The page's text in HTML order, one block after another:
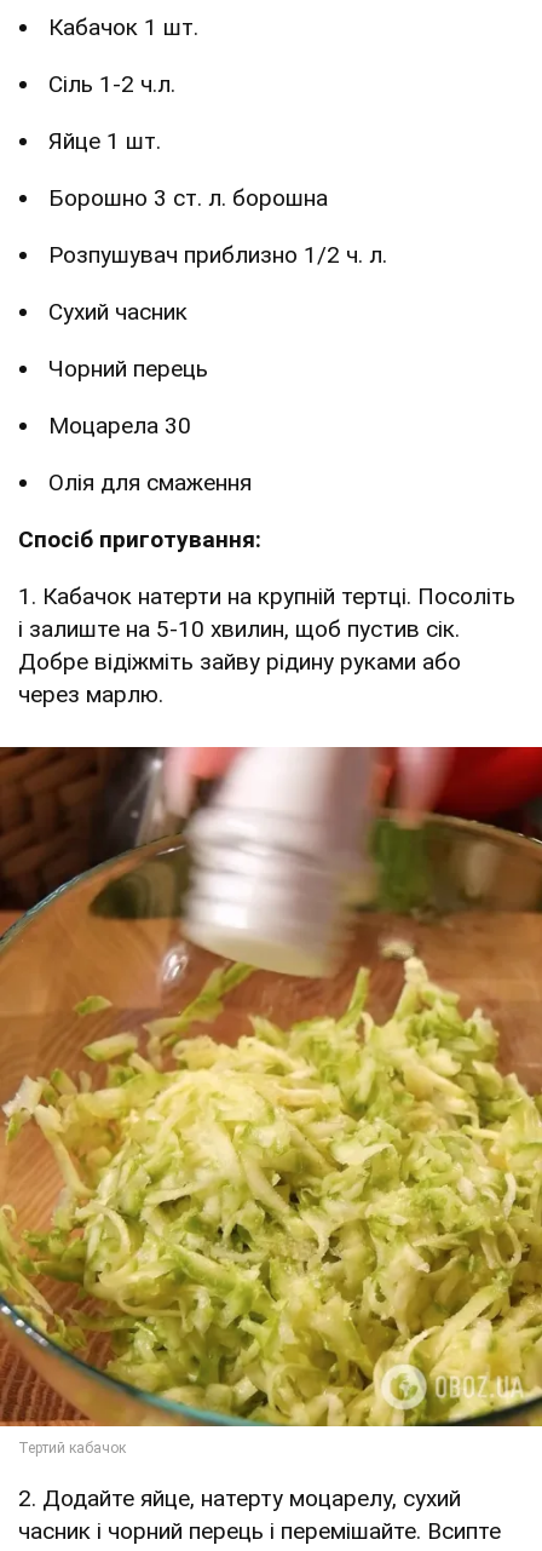
Кабачок 1 шт.
Сіль 1-2 ч.л.
Яйце 1 шт.
Борошно 3 ст. л. борошна
Розпушувач приблизно 1/2 ч. л.
Сухий часник
Чорний перець
Моцарела 30
Олія для смаження
Спосіб приготування:
1. Кабачок натерти на крупній тертці. Посоліть
і залиште на 5-10 хвилин, щоб пустив сік.
Добре відіжміть зайву рідину руками або
через марлю.
2. Додайте яйце, натерту моцарелу, сухий
часник і чорний перець і перемішайте. Всипте